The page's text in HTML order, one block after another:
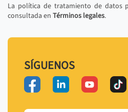
La política de tratamiento de datos
consultada en Términos legales.
SÍGUENOS